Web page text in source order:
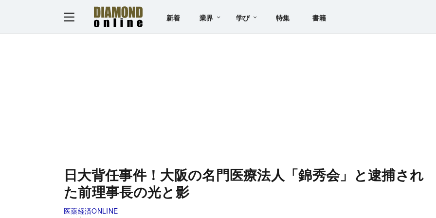
新着 業界 学び 特集 書籍
日大背任事件！大阪の名門医療法人「錦秀会」と逮捕され
た前理事長の光と影
医薬経済ONLINE